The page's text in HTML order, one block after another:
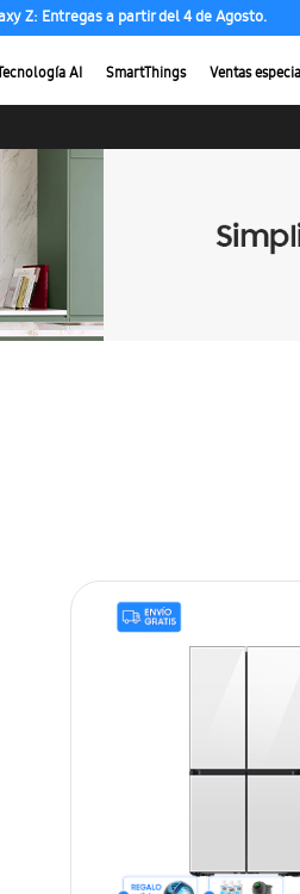
Z: Entregas a partir del 4 de Agosto.
AI SmartThings Ventas